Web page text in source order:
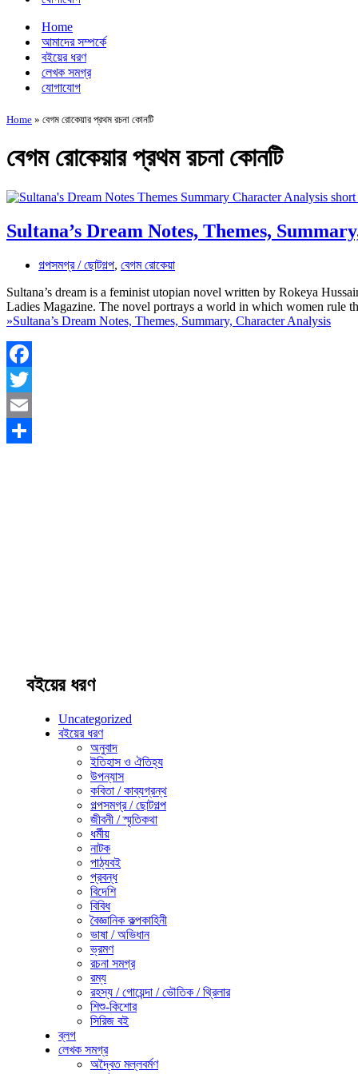
Home
আমাদের সম্পর্কে
বইয়ের ধরণ
লেখক সমগ্র
যোগাযোগ
Home » বেগম রোকেয়ার প্রথম রচনা কোনটি
বেগম রোকেয়ার প্রথম রচনা কোনটি
Sultana’s Dream Notes, Themes,
গল্পসমগ্র / ছোটগল্প, বেগম রোকেয়া
Sultana’s dream is a feminist utopian novel written by Rokeya
Ladies Magazine. The novel portrays a world in which women rule
»Sultana’s Dream Notes, Themes, Summary, Character Analysis
Facebook
Twitter
Email
বইয়ের ধরণ
Uncategorized
বইয়ের ধরণ
অনুবাদ
ইতিহাস ও ঐতিহ্য
উপন্যাস
কবিতা / কাব্যগ্রন্থ
গল্পসমগ্র / ছোটগল্প
জীবনী / স্মৃতিকথা
ধর্মীয়
নাটক
পাঠ্যবই
প্রবন্ধ
বিদেশি
বিবিধ
বৈজ্ঞানিক কল্পকাহিনী
ভাষা / অভিধান
ভ্রমণ
রচনা সমগ্র
রম্য
রহস্য / গোয়েন্দা / ভৌতিক / থ্রিলার
শিশু-কিশোর
সিরিজ বই
ব্লগ
লেখক সমগ্র
অদ্বৈত মল্লবর্মণ